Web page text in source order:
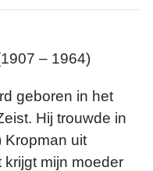
– 1964)
geboren in het
Hij trouwde in
Kropman uit
krijgt mijn moeder